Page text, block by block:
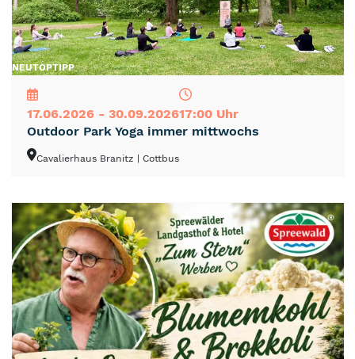
NEUTOPTIPP
17.06.2026 - 30.09.202617:00 Uhr
Outdoor Park Yoga immer mittwochs
Cavalierhaus Branitz | Cottbus